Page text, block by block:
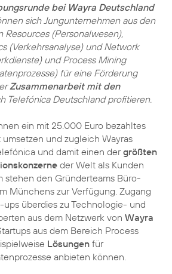
bei Wayra Deutschland
sich Jungunternehmen aus den
Resources (Personalwesen),
(Verkehrsanalyse) und Network
und Process Mining
für eine Förderung
Zusammenarbeit mit den
Telefónica Deutschland profitieren.
ein mit 25.000 Euro bezahltes
und zugleich Wayras
und damit einen dergrößten
der Welt als Kunden
stehen den Gründerteams Büro-
Münchens zur Verfügung. Zugang
überdies zu Technologie- und
aus dem Netzwerk von Wayra
aus dem Bereich Process
Lösungen für
anbieten können.